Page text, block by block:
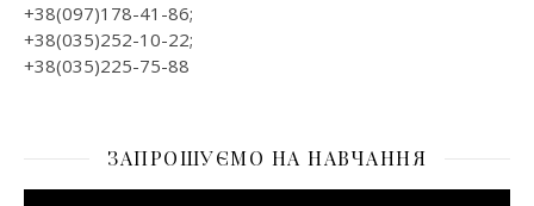
+38(097)178-41-86;
+38(035)252-10-22;
+38(035)225-75-88
ЗАПРОШУЄМО НА НАВЧАННЯ